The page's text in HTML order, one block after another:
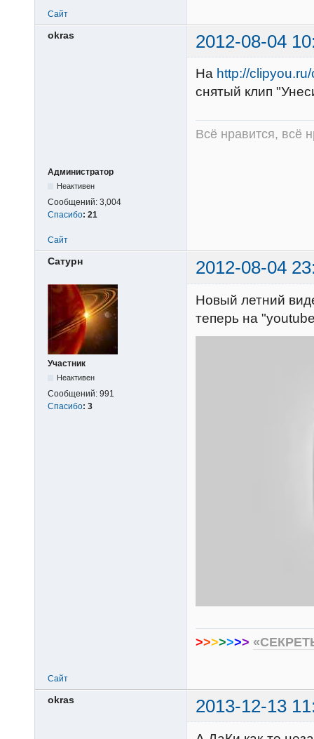
Сайт
okras 2012-08-04
Администратор
Неактивен
Сообщений: 3,004
Спасибо: 21
На http://
снятый клип
Всё нравится, всё
Сайт
Сатурн 2012-08-04
Участник
Неактивен
Сообщений: 991
Спасибо: 3
Новый летний
теперь на
>>>>>>>
Сайт
okras 2013-12-13